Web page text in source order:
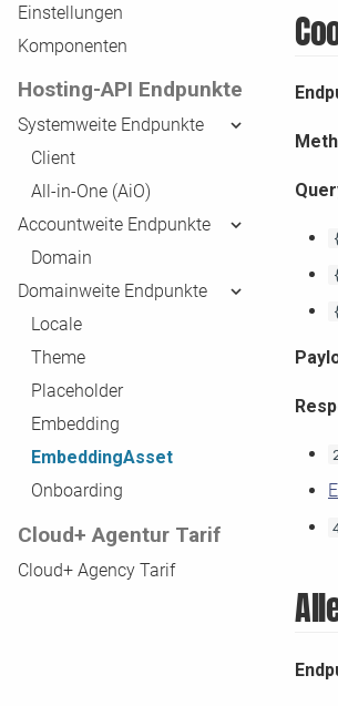
Einstellungen
Komponenten
Hosting-API Endpunkte
Systemweite Endpunkte
Client
All-in-One (AiO)
Accountweite Endpunkte
Domain
Domainweite Endpunkte
Locale
Theme
Placeholder
Embedding
EmbeddingAsset
Onboarding
Cloud+ Agentur Tarif
Cloud+ Agency Tarif